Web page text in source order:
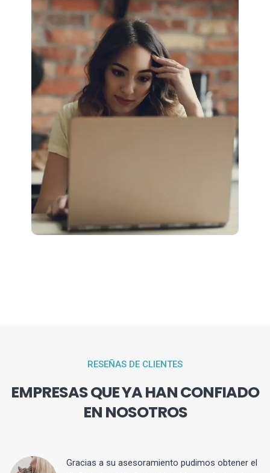
RESEÑAS DE CLIENTES
EMPRESAS QUE YA HAN CONFIADO
EN NOSOTROS
Gracias a su asesoramiento pudimos obtener el